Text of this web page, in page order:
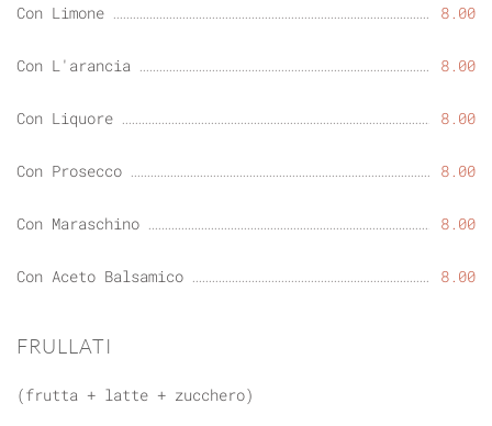
Con Limone 8.00
Con L'arancia 8.00
Con Liquore 8.00
Con Prosecco 8.00
Con Maraschino 8.00
Con Aceto Balsamico 8.00
FRULLATI
(frutta + latte + zucchero)